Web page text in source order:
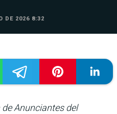
DE 2026 8:32
Anunciantes del